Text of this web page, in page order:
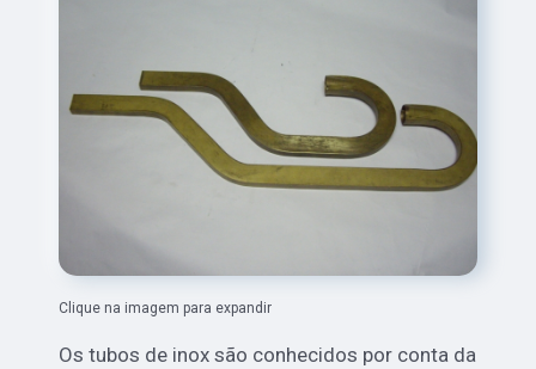
Clique na imagem para expandir
Os tubos de inox são conhecidos por conta da